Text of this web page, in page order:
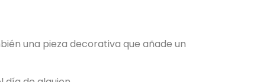
una pieza decorativa que añade un